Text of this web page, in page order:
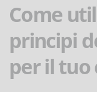
Come
principi
per il tuo